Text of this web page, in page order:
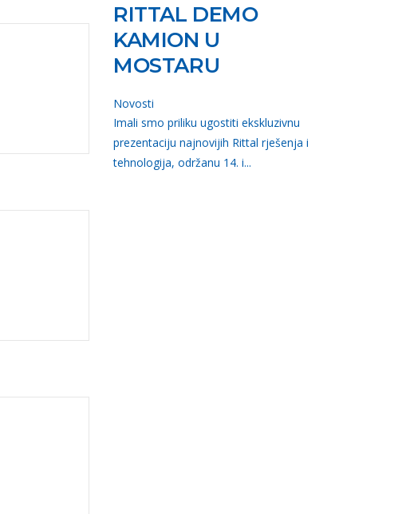
RITTAL DEMO
KAMION U
MOSTARU
Novosti
Imali smo priliku ugostiti ekskluzivnu
prezentaciju najnovijih Rittal rješenja i
tehnologija, održanu 14. i...